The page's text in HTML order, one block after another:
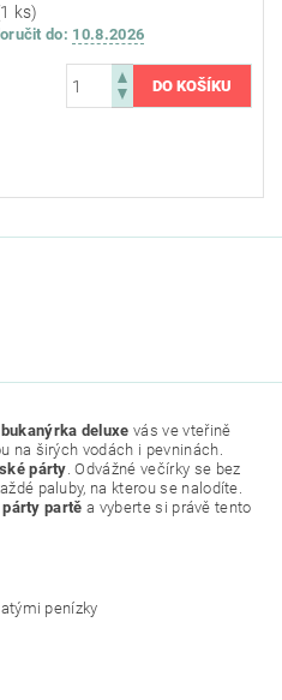
ks)
do: 10.8.2026
deluxe vás ve vteřině
na širých vodách i pevninách.
párty. Odvážné večírky se bez
paluby, na kterou se nalodíte.
párty partě a vyberte si právě tento
penízky